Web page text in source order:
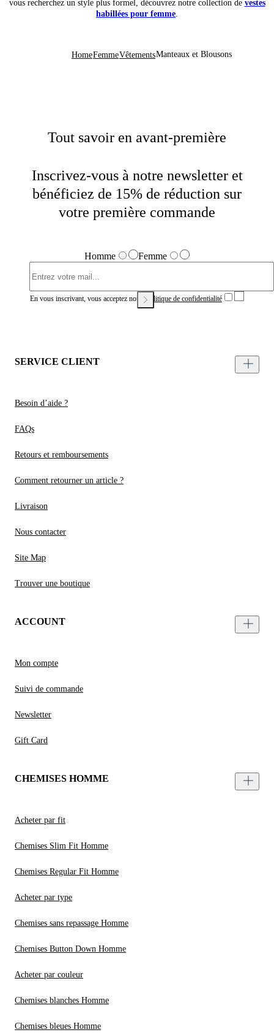
vous recherchez un style plus formel, découvrez notre collection de vestes
habillées pour femme.
HomeFemmeVêtementsManteaux et Blousons
Tout savoir en avant-première
Inscrivez-vous à notre newsletter et
bénéficiez de 15% de réduction sur
votre première commande
Homme Femme
En vous inscrivant, vous acceptez notrePolitique de confidentialité
SERVICE CLIENT
Besoin d’aide ?
FAQs
Retours et remboursements
Comment retourner un article ?
Livraison
Nous contacter
Site Map
Trouver une boutique
ACCOUNT
Mon compte
Suivi de commande
Newsletter
Gift Card
CHEMISES HOMME
Acheter par fit
Chemises Slim Fit Homme
Chemises Regular Fit Homme
Acheter par type
Chemises sans repassage Homme
Chemises Button Down Homme
Acheter par couleur
Chemises blanches Homme
Chemises bleues Homme